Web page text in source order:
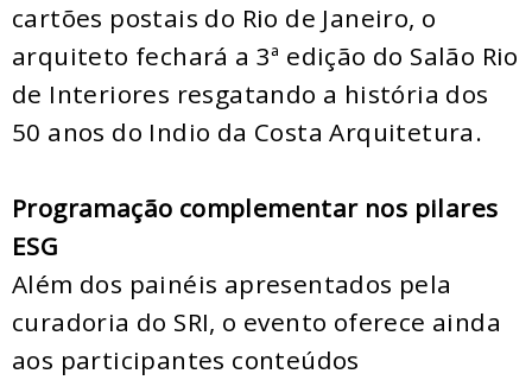
cartões postais do Rio de Janeiro, o
arquiteto fechará a 3ª edição do Salão Rio
de Interiores resgatando a história dos
50 anos do Indio da Costa Arquitetura.
Programação complementar nos pilares
ESG
Além dos painéis apresentados pela
curadoria do SRI, o evento oferece ainda
aos participantes conteúdos